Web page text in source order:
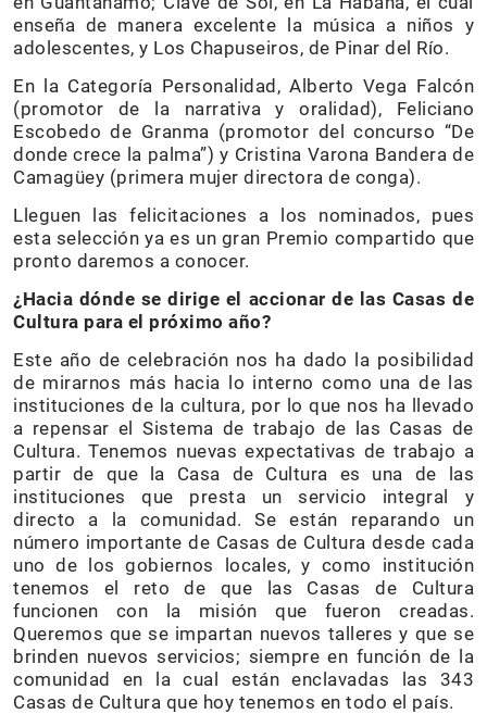
enseña de manera excelente la música a niños y
adolescentes, y Los Chapuseiros, de Pinar del Río.
En la Categoría Personalidad, Alberto Vega Falcón
(promotor de la narrativa y oralidad), Feliciano
Escobedo de Granma (promotor del concurso “De
donde crece la palma”) y Cristina Varona Bandera de
Camagüey (primera mujer directora de conga).
Lleguen las felicitaciones a los nominados, pues
esta selección ya es un gran Premio compartido que
pronto daremos a conocer.
¿Hacia dónde se dirige el accionar de las Casas de
Cultura para el próximo año?
Este año de celebración nos ha dado la posibilidad
de mirarnos más hacia lo interno como una de las
instituciones de la cultura, por lo que nos ha llevado
a repensar el Sistema de trabajo de las Casas de
Cultura. Tenemos nuevas expectativas de trabajo a
partir de que la Casa de Cultura es una de las
instituciones que presta un servicio integral y
directo a la comunidad. Se están reparando un
número importante de Casas de Cultura desde cada
uno de los gobiernos locales, y como institución
tenemos el reto de que las Casas de Cultura
funcionen con la misión que fueron creadas.
Queremos que se impartan nuevos talleres y que se
brinden nuevos servicios; siempre en función de la
comunidad en la cual están enclavadas las 343
Casas de Cultura que hoy tenemos en todo el país.